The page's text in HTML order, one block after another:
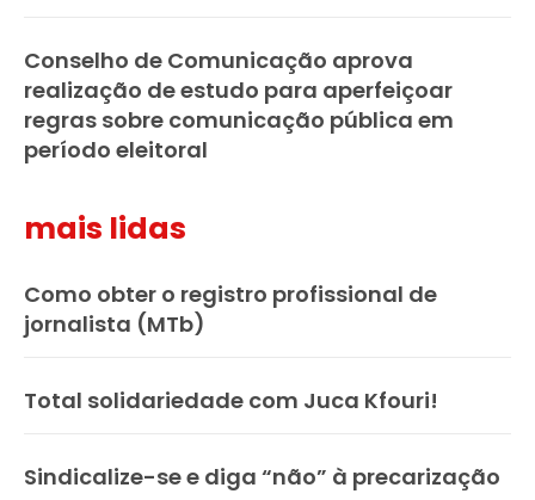
Conselho de Comunicação aprova
realização de estudo para aperfeiçoar
regras sobre comunicação pública em
período eleitoral
mais lidas
Como obter o registro profissional de
jornalista (MTb)
Total solidariedade com Juca Kfouri!
Sindicalize-se e diga “não” à precarização